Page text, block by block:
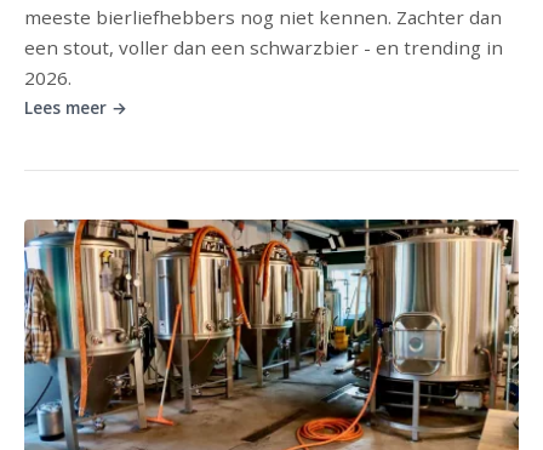
meeste bierliefhebbers nog niet kennen. Zachter dan
een stout, voller dan een schwarzbier - en trending in
2026.
Lees meer →